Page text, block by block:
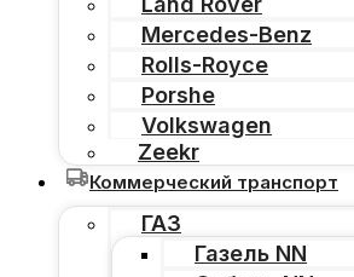
Mercedes-Benz
Rolls-Royce
Porshe
Volkswagen
Zeekr
Коммерческий транспорт
ГАЗ
Газель NN